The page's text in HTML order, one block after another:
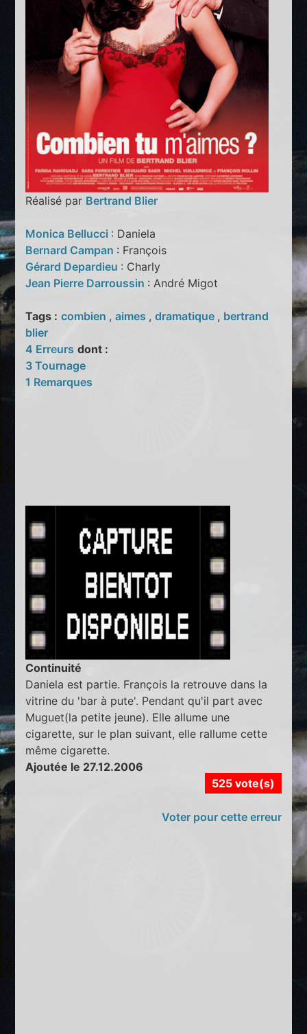
Réalisé par Bertrand Blier
Monica Bellucci : Daniela
Bernard Campan : François
Gérard Depardieu : Charly
Jean Pierre Darroussin : André Migot
Tags : combien ,aimes ,dramatique , bertrand
blier
4 Erreurs dont :
3 Tournage
1 Remarques
Continuité
Daniela est partie. François la retrouve dans la
vitrine du 'bar à pute'. Pendant qu'il part avec
Muguet(la petite jeune). Elle allume une
cigarette, sur le plan suivant, elle rallume cette
même cigarette.
Ajoutée le 27.12.2006
525 vote(s)
Voter pour cette erreur